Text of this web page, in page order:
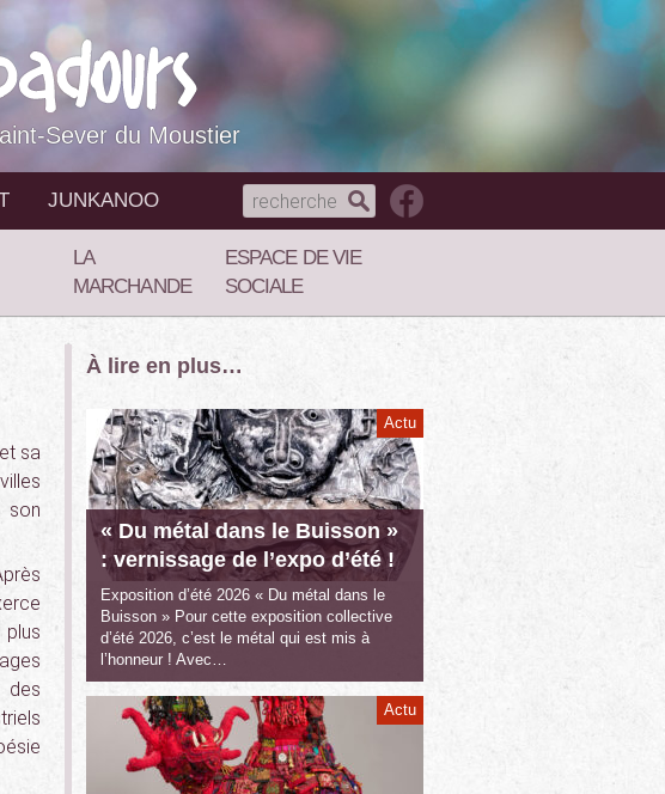
Sever du Moustier
JUNKANOO
LA
MARCHANDE
ESPACE DE VIE
SOCIALE
sa
son
des
À lire en plus…
Actu
« Du métal dans le Buisson »
: vernissage de l’expo d’été !
Exposition d’été 2026 « Du métal dans le
Buisson » Pour cette exposition collective
d’été 2026, c’est le métal qui est mis à
l’honneur ! Avec…
Actu